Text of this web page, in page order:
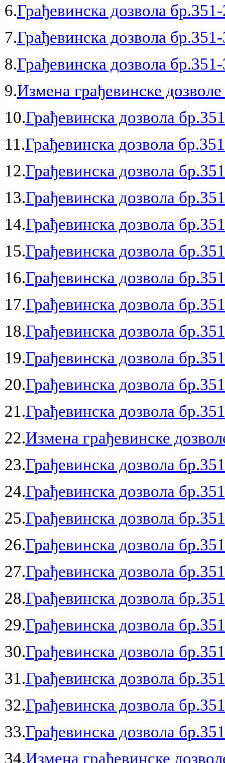
6.Грађевинска дозвола
7.Грађевинска дозвола
8.Грађевинска дозвола
9.Измена грађевинске
10.Грађевинска дозвола
11.Грађевинска дозвола
12.Грађевинска дозвола
13.Грађевинска дозвола
14.Грађевинска дозвола
15.Грађевинска дозвола
16.Грађевинска дозвола
17.Грађевинска дозвола
18.Грађевинска дозвола
19.Грађевинска дозвола
20.Грађевинска дозвола
21.Грађевинска дозвола
22.Измена грађевинске
23.Грађевинска дозвола
24.Грађевинска дозвола
25.Грађевинска дозвола
26.Грађевинска дозвола
27.Грађевинска дозвола
28.Грађевинска дозвола
29.Грађевинска дозвола
30.Грађевинска дозвола
31.Грађевинска дозвола
32.Грађевинска дозвола
33.Грађевинска дозвола
34.Измена грађевинске